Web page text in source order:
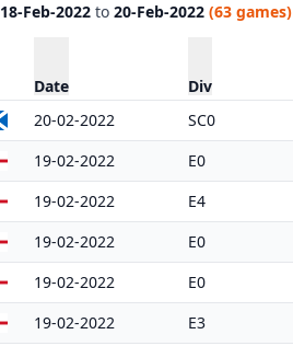
18-Feb-2022 to 20-Feb-2022 (63 games)
Date Div
20-02-2022 SC0
19-02-2022 E0
19-02-2022 E4
19-02-2022 E0
19-02-2022 E0
19-02-2022 E3